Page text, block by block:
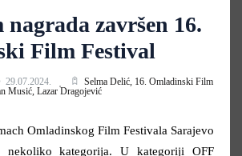
nagrada završen 16.
Film Festival
29.07.2024. Selma Delić, 16. Omladinski Film
Musić, Lazar Dragojević
Omladinskog Film Festivala Sarajevo
nekoliko kategorija. U kategoriji OFF